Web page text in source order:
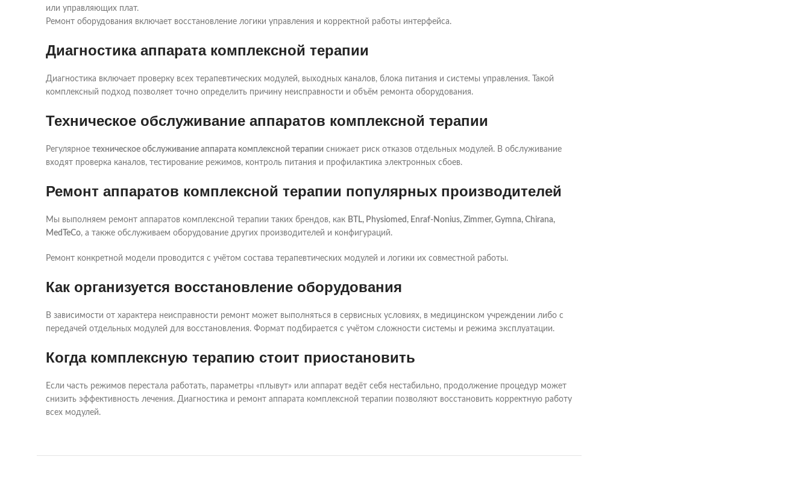
или управляющих плат.
Ремонт оборудования включает восстановление логики управления и корректной работы интерфейса.
Диагностика аппарата комплексной терапии
Диагностика включает проверку всех терапевтических модулей, выходных каналов, блока питания и системы управления. Такой
комплексный подход позволяет точно определить причину неисправности и объём ремонта оборудования.
Техническое обслуживание аппаратов комплексной терапии
Регулярное техническое обслуживание аппарата комплексной терапии снижает риск отказов отдельных модулей. В обслуживание
входят проверка каналов, тестирование режимов, контроль питания и профилактика электронных сбоев.
Ремонт аппаратов комплексной терапии популярных производителей
Мы выполняем ремонт аппаратов комплексной терапии таких брендов, как BTL, Physiomed, Enraf-Nonius, Zimmer, Gymna, Chirana,
MedTeCo, а также обслуживаем оборудование других производителей и конфигураций.
Ремонт конкретной модели проводится с учётом состава терапевтических модулей и логики их совместной работы.
Как организуется восстановление оборудования
В зависимости от характера неисправности ремонт может выполняться в сервисных условиях, в медицинском учреждении либо с
передачей отдельных модулей для восстановления. Формат подбирается с учётом сложности системы и режима эксплуатации.
Когда комплексную терапию стоит приостановить
Если часть режимов перестала работать, параметры «плывут» или аппарат ведёт себя нестабильно, продолжение процедур может
снизить эффективность лечения. Диагностика и ремонт аппарата комплексной терапии позволяют восстановить корректную работу
всех модулей.